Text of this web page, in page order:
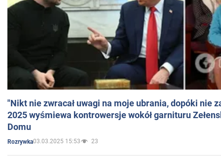
"Nikt nie zwracał uwagi na moje ubrania, dopóki nie
2025 wyśmiewa kontrowersje wokół garnituru
Domu
Rozrywka03.03.2025 15:53 23